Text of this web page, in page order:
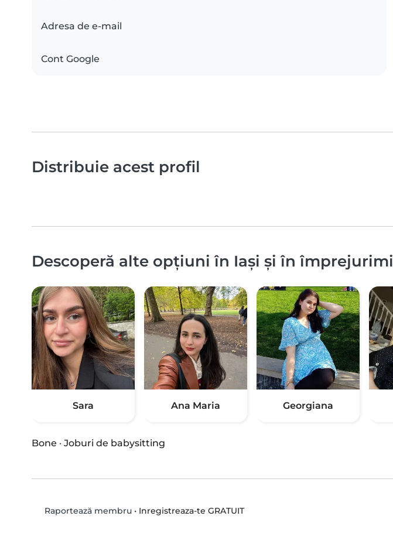
Adresa de e-mail
Cont Google
Distribuie acest profil
Descoperă alte opțiuni în Iași și în împrejurimi
Sara Ana Maria Georgiana
Bone · Joburi de babysitting
Raportează membru• Inregistreaza-te GRATUIT